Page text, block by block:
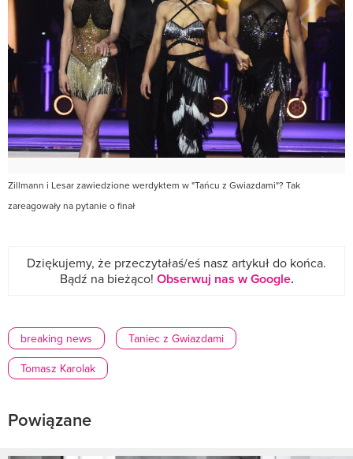
Zillmann i Lesar zawiedzione werdyktem w "Tańcu z Gwiazdami"? Tak
zareagowały na pytanie o finał
Dziękujemy, że przeczytałaś/eś nasz artykuł do końca.
Bądź na bieżąco! Obserwuj nas w Google.
breaking news
Taniec z Gwiazdami
Tomasz Karolak
Powiązane